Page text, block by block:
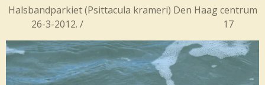
Halsbandparkiet (Psittacula krameri) Den Haag centrum
26-3-2012. / 17